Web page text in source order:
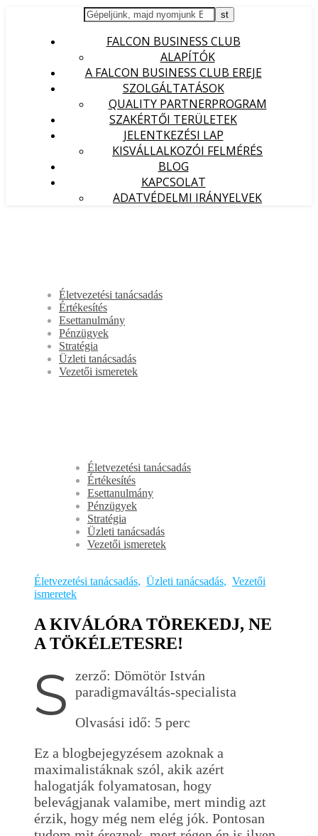
FALCON BUSINESS CLUB
ALAPÍTÓK
A FALCON BUSINESS CLUB EREJE
SZOLGÁLTATÁSOK
QUALITY PARTNERPROGRAM
SZAKÉRTŐI TERÜLETEK
JELENTKEZÉSI LAP
KISVÁLLALKOZÓI FELMÉRÉS
BLOG
KAPCSOLAT
ADATVÉDELMI IRÁNYELVEK
Életvezetési tanácsadás
Értékesítés
Esettanulmány
Pénzügyek
Stratégia
Üzleti tanácsadás
Vezetői ismeretek
Életvezetési tanácsadás
Értékesítés
Esettanulmány
Pénzügyek
Stratégia
Üzleti tanácsadás
Vezetői ismeretek
Életvezetési tanácsadás, Üzleti tanácsadás, Vezetői
ismeretek
A KIVÁLÓRA TÖREKEDJ, NE
A TÖKÉLETESRE!
S
zerző: Dömötör István
paradigmaváltás-specialista
Olvasási idő: 5 perc
Ez a blogbejegyzésem azoknak a
maximalistáknak szól, akik azért
halogatják folyamatosan, hogy
belevágjanak valamibe, mert mindig azt
érzik, hogy még nem elég jók. Pontosan